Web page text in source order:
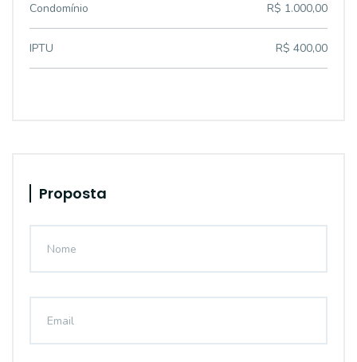
Condomínio R$ 1.000,00
IPTU R$ 400,00
Proposta